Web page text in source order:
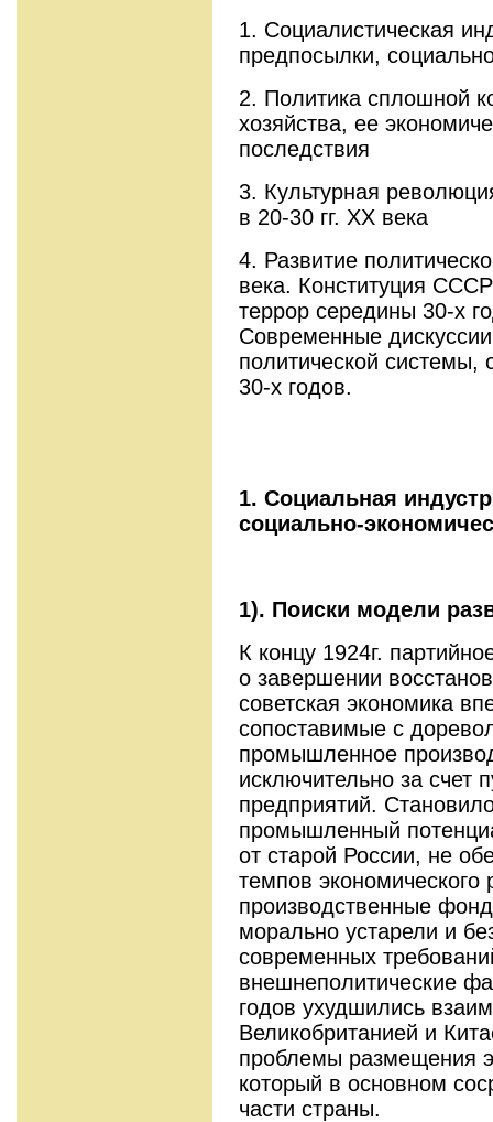
1. Социалистическая
предпосылки,
2. Политика сплошной
хозяйства, ее
последствия
3. Культурная
в 20-30 гг. XX века
4. Развитие
века. Конституция
террор середины 30-х
Современные
политической
30-х годов.
1. Социальная
социально-
1). Поиски модели
К концу 1924г.
о завершении
советская экономика
сопоставимые с
промышленное
исключительно за счет
предприятий.
промышленный
от старой России, не
темпов экономического
производственные
морально устарели и
современных
внешнеполитические
годов ухудшились
Великобританией и
проблемы размещения
который в основном
части страны.